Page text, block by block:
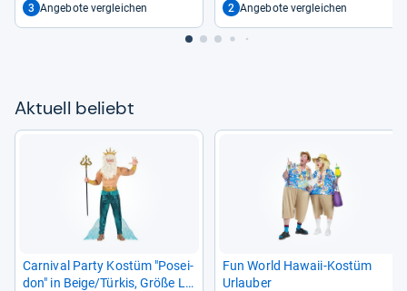
3 Angebote vergleichen 2 Angebote vergleichen
Aktu­ell beliebt
Car­ni­val Party Kostüm "Posei­
don" in Beige/Tür­kis, Größe L
Fun World Hawaii-​Kostüm
Urlau­ber